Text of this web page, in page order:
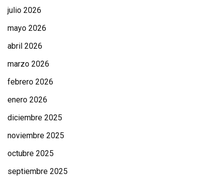
julio 2026
mayo 2026
abril 2026
marzo 2026
febrero 2026
enero 2026
diciembre 2025
noviembre 2025
octubre 2025
septiembre 2025